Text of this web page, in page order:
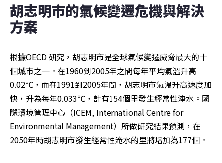
胡志明市的氣候變遷危機與解決
方案
根據OECD 研究，胡志明市是全球氣候變遷威脅最大的十
個城市之一。在1960到2005年之間每年平均氣溫升高
0.02℃，而在1991到2005年間，胡志明市氣溫升高速度加
快，升為每年0.033℃，計有154個里發生經常性淹水。國
際環境管理中心（ICEM, International Centre for
Environmental Management）所做研究結果預測，在
2050年時胡志明市發生經常性淹水的里將增加為177個。